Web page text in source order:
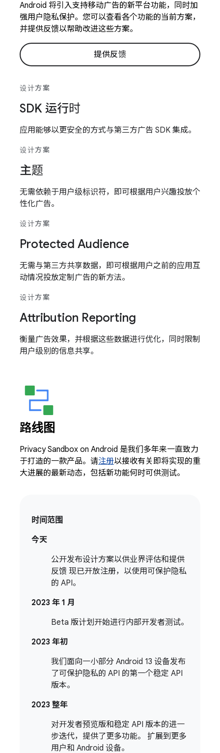
Android 将引入支持移动广告的新平台功能，同时加
强用户隐私保护。您可以查看各个功能的当前方案，
并提供反馈以帮助改进这些方案。
提供反馈
设计方案
SDK 运行时
应用能够以更安全的方式与第三方广告 SDK 集成。
设计方案
主题
无需依赖于用户级标识符，即可根据用户兴趣投放个
性化广告。
设计方案
Protected Audience
无需与第三方共享数据，即可根据用户之前的应用互
动情况投放定制广告的新方法。
设计方案
Attribution Reporting
衡量广告效果，并根据这些数据进行优化，同时限制
用户级别的信息共享。
路线图
Privacy Sandbox on Android 是我们多年来一直致力
于打造的一款产品。请注册以接收有关即将实现的重
大进展的最新动态，包括新功能何时可供测试。
时间范围
今天
公开发布设计方案以供业界评估和提供
反馈 现已开放注册，以使用可保护隐私
的 API。
2023 年 1 月
Beta 版计划开始进行内部开发者测试。
2023 年初
我们面向一小部分 Android 13 设备发布
了可保护隐私的 API 的第一个稳定 API
版本。
2023 整年
对开发者预览版和稳定 API 版本的进一
步迭代，提供了更多功能。 扩展到更多
用户和 Android 设备。